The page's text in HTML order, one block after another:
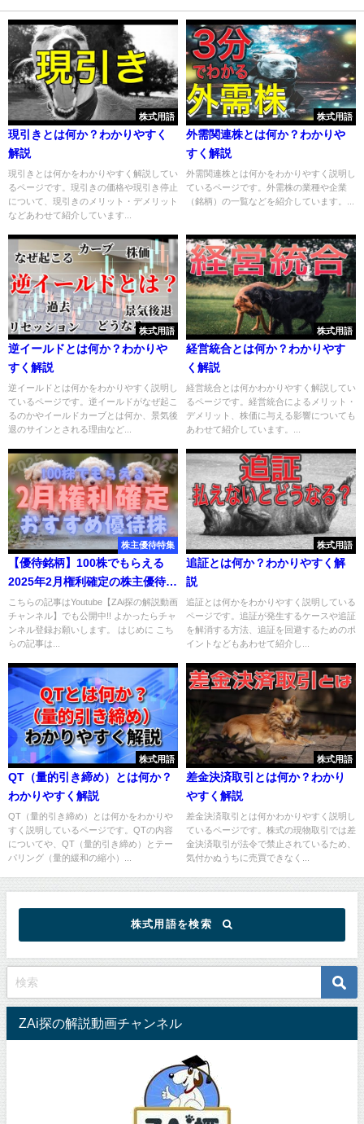
株式用語
現引きとは何か？わかりやすく
解説
現引きとは何かをわかりやすく解説してい
るページです。現引きの価格や現引き停止
について、現引きのメリット・デメリット
などあわせて紹介しています...
株式用語
外需関連株とは何か？わかりや
すく解説
外需関連株とは何かをわかりやすく説明し
ているページです。外需株の業種や企業
（銘柄）の一覧などを紹介しています。...
株式用語
逆イールドとは何か？わかりや
すく解説
逆イールドとは何かをわかりやすく説明し
ているページです。逆イールドがなぜ起こ
るのかやイールドカーブとは何か、景気後
退のサインとされる理由など...
株式用語
経営統合とは何か？わかりやす
く解説
経営統合とは何かわかりやすく解説してい
るページです。経営統合によるメリット・
デメリット、株価に与える影響についても
あわせて紹介しています。...
株主優待特集
【優待銘柄】100株でもらえる
2025年2月権利確定の株主優待お
すすめ7選
こちらの記事はYoutube【ZAi探の解説動画
チャンネル】でも公開中!! よかったらチャ
ンネル登録お願いします。 はじめに こち
らの記事は...
株式用語
追証とは何か？わかりやすく解
説
追証とは何かをわかりやすく説明している
ページです。追証が発生するケースや追証
を解消する方法、追証を回避するためのポ
イントなどもあわせて紹介し...
株式用語
QT（量的引き締め）とは何か？
わかりやすく解説
QT（量的引き締め）とは何かをわかりや
すく説明しているページです。QTの内容
についてや、QT（量的引き締め）とテー
パリング（量的緩和の縮小）...
株式用語
差金決済取引とは何か？わかり
やすく解説
差金決済取引とは何かわかりやすく説明し
ているページです。株式の現物取引では差
金決済取引が法令で禁止されているため、
気付かぬうちに売買できなく...
株式用語を検索
ZAi探の解説動画チャンネル